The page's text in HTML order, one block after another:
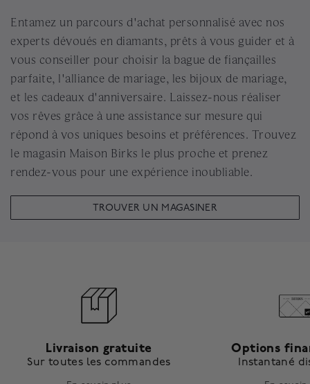
Entamez un parcours d'achat personnalisé avec nos
experts dévoués en diamants, prêts à vous guider et à
vous conseiller pour choisir la bague de fiançailles
parfaite, l'alliance de mariage, les bijoux de mariage,
et les cadeaux d'anniversaire. Laissez-nous réaliser
vos rêves grâce à une assistance sur mesure qui
répond à vos uniques besoins et préférences. Trouvez
le magasin Maison Birks le plus proche et prenez
rendez-vous pour une expérience inoubliable.
TROUVER UN MAGASINER
Livraison gratuite
Sur toutes les commandes
Options
Instantané